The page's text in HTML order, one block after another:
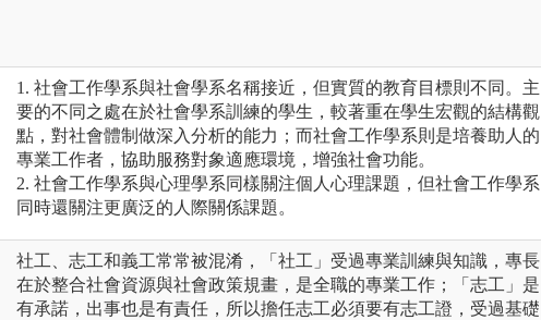
1. 社會工作學系與社會學系名稱接近，但實質的教育目標則不同。主
要的不同之處在於社會學系訓練的學生，較著重在學生宏觀的結構觀
點，對社會體制做深入分析的能力；而社會工作學系則是培養助人的
專業工作者，協助服務對象適應環境，增強社會功能。
2. 社會工作學系與心理學系同樣關注個人心理課題，但社會工作學系
同時還關注更廣泛的人際關係課題。
社工、志工和義工常常被混淆，「社工」受過專業訓練與知識，專長
在於整合社會資源與社會政策規畫，是全職的專業工作；「志工」是
有承諾，出事也是有責任，所以擔任志工必須要有志工證，受過基礎